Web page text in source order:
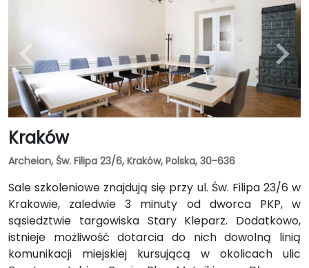
Kraków
Archeion, Św. Filipa 23/6, Kraków, Polska, 30-636
Sale szkoleniowe znajdują się przy ul. Św. Filipa 23/6 w
Krakowie, zaledwie 3 minuty od dworca PKP, w
sąsiedztwie targowiska Stary Kleparz. Dodatkowo,
istnieje możliwość dotarcia do nich dowolną linią
komunikacji miejskiej kursującą w okolicach ulic